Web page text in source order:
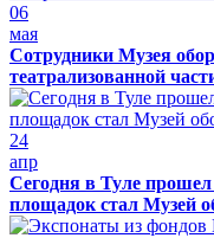
06
мая
Сотрудники Музея
театрализованной
24
апр
Сегодня в Туле
площадок стал Музей